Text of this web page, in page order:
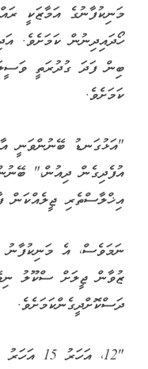
މަނިކުފާނުގެ އަމާޒަކީ
ހޯދައިދިނުން ކަމަށެވެ.
ބިން ފަދަ ގުދުރަތީ
ކަމަށެވެ.
"އަޅުގަނޑު ބޭނުންވަނީ
އުފެދިގެން ދިއުން،"
އިޚްލާސްތެރި ޖީލެއްކަން
ނަމަވެސް، އެ
ޒުވާން ޖީލަށް ސްކޫލު
ދަސްކޮށްދީގެންކަމަށެވެ.
"12،